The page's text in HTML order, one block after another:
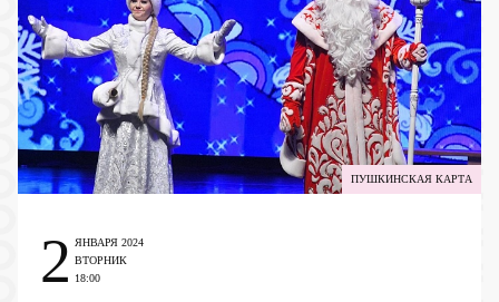
ПУШКИНСКАЯ КАРТА
2
ЯНВАРЯ 2024
ВТОРНИК
18:00